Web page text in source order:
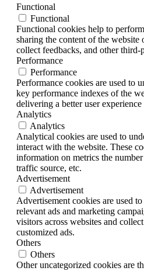
Functional
Functional
Functional cookies help to
sharing the content of the website
collect feedbacks, and other third-
Performance
Performance
Performance cookies are used to
key performance indexes of the
delivering a better user
Analytics
Analytics
Analytical cookies are used to
interact with the website. These
information on metrics the
traffic source, etc.
Advertisement
Advertisement
Advertisement cookies are used
relevant ads and marketing
visitors across websites and
customized ads.
Others
Others
Other uncategorized cookies are